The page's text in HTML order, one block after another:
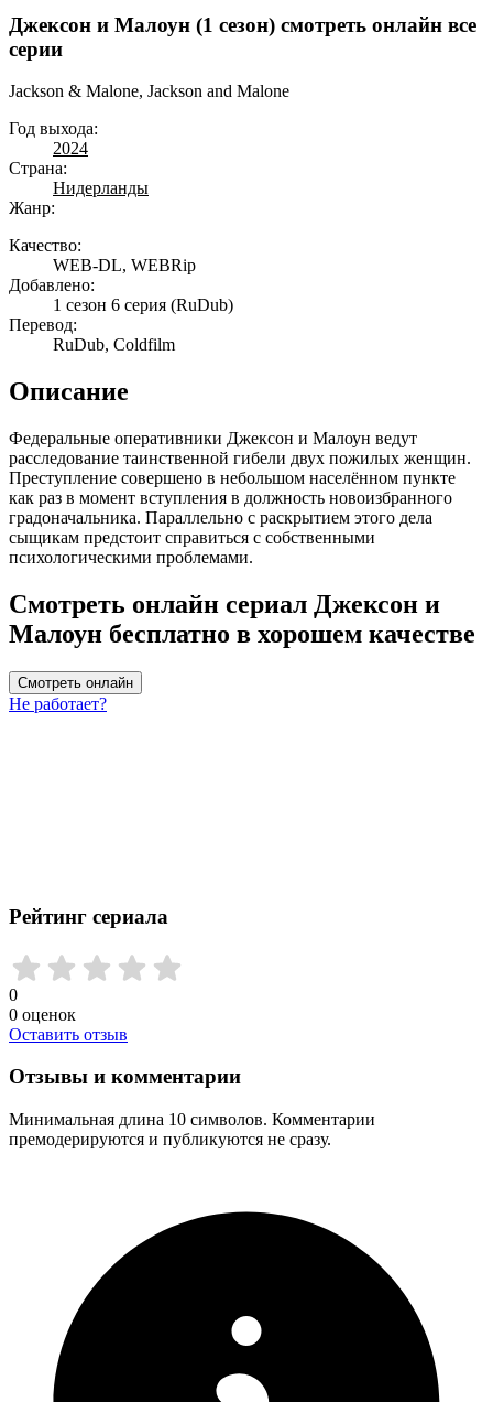
Джексон и Малоун (1 сезон) смотреть онлайн все
серии
Jackson & Malone, Jackson and Malone
Год выхода:
2024
Страна:
Нидерланды
Жанр:
Качество:
WEB-DL, WEBRip
Добавлено:
1 сезон 6 серия (RuDub)
Перевод:
RuDub, Coldfilm
Описание
Федеральные оперативники Джексон и Малоун ведут
расследование таинственной гибели двух пожилых женщин.
Преступление совершено в небольшом населённом пункте
как раз в момент вступления в должность новоизбранного
градоначальника. Параллельно с раскрытием этого дела
сыщикам предстоит справиться с собственными
психологическими проблемами.
Смотреть онлайн сериал Джексон и
Малоун бесплатно в хорошем качестве
Смотреть онлайн
Не работает?
Рейтинг сериала
0
0 оценок
Оставить отзыв
Отзывы и комментарии
Минимальная длина 10 символов. Комментарии
премодерируются и публикуются не сразу.